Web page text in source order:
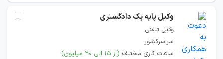
وکیل پایه یک دادگستری
وکیل تلفنی
سراسرکشور
ساعات کاری مختلف (از ۱۵ الی ۲۰ میلیون)